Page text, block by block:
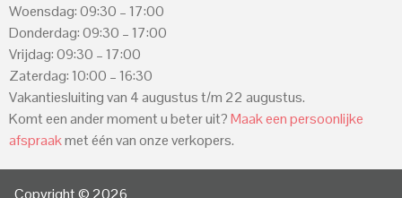
Woensdag: 09:30 – 17:00
Donderdag: 09:30 – 17:00
Vrijdag: 09:30 – 17:00
Zaterdag: 10:00 – 16:30
Vakantiesluiting van 4 augustus t/m 22 augustus.
Komt een ander moment u beter uit?Maak een persoonlijke
afspraakmet één van onze verkopers.
Copyright © 2026